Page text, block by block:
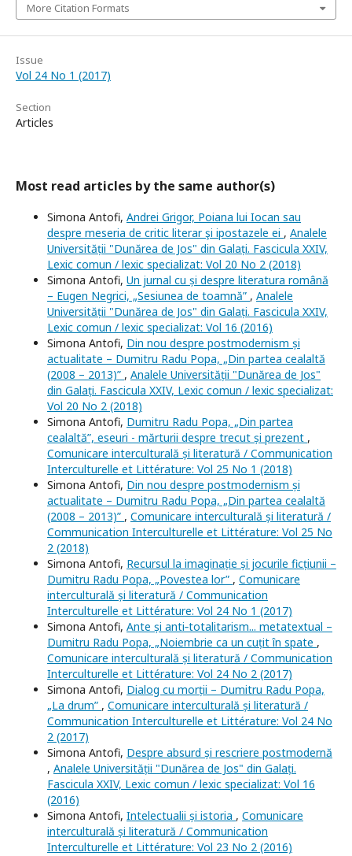
More Citation Formats
Issue
Vol 24 No 1 (2017)
Section
Articles
Most read articles by the same author(s)
Simona Antofi, Andrei Grigor, Poiana lui Iocan sau
despre meseria de critic literar şi ipostazele ei , Analele
Universității "Dunărea de Jos" din Galați. Fascicula XXIV,
Lexic comun / lexic specializat: Vol 20 No 2 (2018)
Simona Antofi, Un jurnal cu și despre literatura română
– Eugen Negrici, „Sesiunea de toamnă” , Analele
Universității "Dunărea de Jos" din Galați. Fascicula XXIV,
Lexic comun / lexic specializat: Vol 16 (2016)
Simona Antofi, Din nou despre postmodernism și
actualitate – Dumitru Radu Popa, „Din partea cealaltă
(2008 – 2013)” , Analele Universității "Dunărea de Jos"
din Galați. Fascicula XXIV, Lexic comun / lexic specializat:
Vol 20 No 2 (2018)
Simona Antofi, Dumitru Radu Popa, „Din partea
cealaltă”, eseuri - mărturii despre trecut și prezent ,
Comunicare interculturală și literatură / Communication
Interculturelle et Littérature: Vol 25 No 1 (2018)
Simona Antofi, Din nou despre postmodernism și
actualitate – Dumitru Radu Popa, „Din partea cealaltă
(2008 – 2013)” , Comunicare interculturală și literatură /
Communication Interculturelle et Littérature: Vol 25 No
2 (2018)
Simona Antofi, Recursul la imaginație și jocurile ficțiunii –
Dumitru Radu Popa, „Povestea lor” , Comunicare
interculturală și literatură / Communication
Interculturelle et Littérature: Vol 24 No 1 (2017)
Simona Antofi, Ante și anti‐totalitarism... metatextual –
Dumitru Radu Popa, „Noiembrie ca un cuțit în spate ,
Comunicare interculturală și literatură / Communication
Interculturelle et Littérature: Vol 24 No 2 (2017)
Simona Antofi, Dialog cu morții – Dumitru Radu Popa,
„La drum” , Comunicare interculturală și literatură /
Communication Interculturelle et Littérature: Vol 24 No
2 (2017)
Simona Antofi, Despre absurd și rescriere postmodernă
, Analele Universității "Dunărea de Jos" din Galați.
Fascicula XXIV, Lexic comun / lexic specializat: Vol 16
(2016)
Simona Antofi, Intelectualii și istoria , Comunicare
interculturală și literatură / Communication
Interculturelle et Littérature: Vol 23 No 2 (2016)